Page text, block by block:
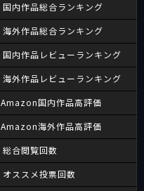
国内作品総合ランキング
海外作品総合ランキング
国内作品レビューランキング
海外作品レビューランキング
Amazon国内作品高評価
Amazon海外作品高評価
総合閲覧回数
オススメ投票回数